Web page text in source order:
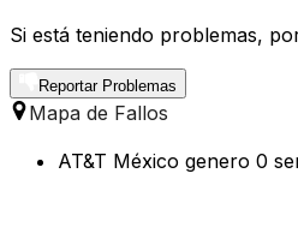
Si está teniendo problemas,
Reportar Problemas
Mapa de Fallos
AT&T México genero 0